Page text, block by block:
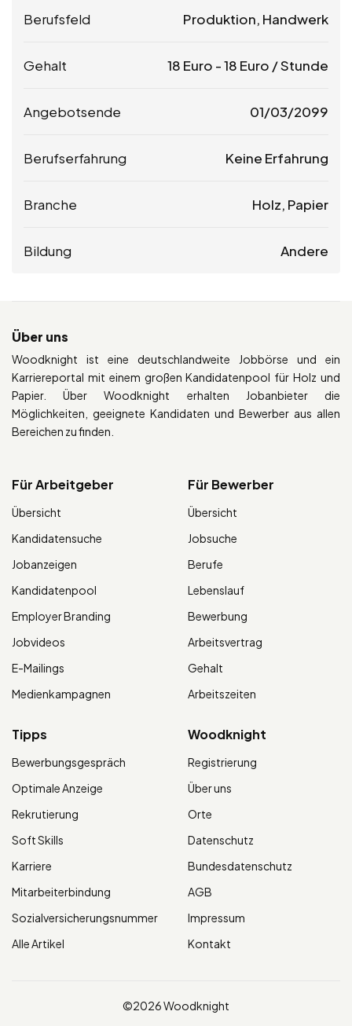
Berufsfeld Produktion, Handwerk
Gehalt 18 Euro -18 Euro / Stunde
Angebotsende 01/03/2099
Berufserfahrung Keine Erfahrung
Branche Holz, Papier
Bildung Andere
Über uns
Woodknight ist eine deutschlandweite Jobbörse und ein
Karriereportal mit einem großen Kandidatenpool für Holz und
Papier. Über Woodknight erhalten Jobanbieter die
Möglichkeiten, geeignete Kandidaten und Bewerber aus allen
Bereichen zu finden.
Für Arbeitgeber
Übersicht
Kandidatensuche
Jobanzeigen
Kandidatenpool
Employer Branding
Jobvideos
E-Mailings
Medienkampagnen
Für Bewerber
Übersicht
Jobsuche
Berufe
Lebenslauf
Bewerbung
Arbeitsvertrag
Gehalt
Arbeitszeiten
Tipps
Bewerbungsgespräch
Optimale Anzeige
Rekrutierung
Soft Skills
Karriere
Mitarbeiterbindung
Sozialversicherungsnummer
Alle Artikel
Woodknight
Registrierung
Über uns
Orte
Datenschutz
Bundesdatenschutz
AGB
Impressum
Kontakt
©2026 Woodknight